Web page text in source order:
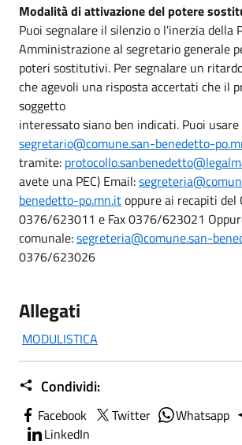
Modalità di attivazione del potere
Puoi segnalare il silenzio o l'inerzia della
Amministrazione al segretario generale
poteri sostitutivi. Per segnalare un
che agevoli una risposta accertati che il
soggetto
interessato siano ben indicati. Puoi
segretario@comune.san-benedetto-
tramite:
avete una PEC) Email:
benedetto-po.mn.itoppure ai recapiti del
0376/623011 e Fax 0376/623021
comunale:segreteria@comune.san-
0376/623026
Allegati
MODULISTICA
Condividi:
Facebook Twitter Whatsapp
LinkedIn